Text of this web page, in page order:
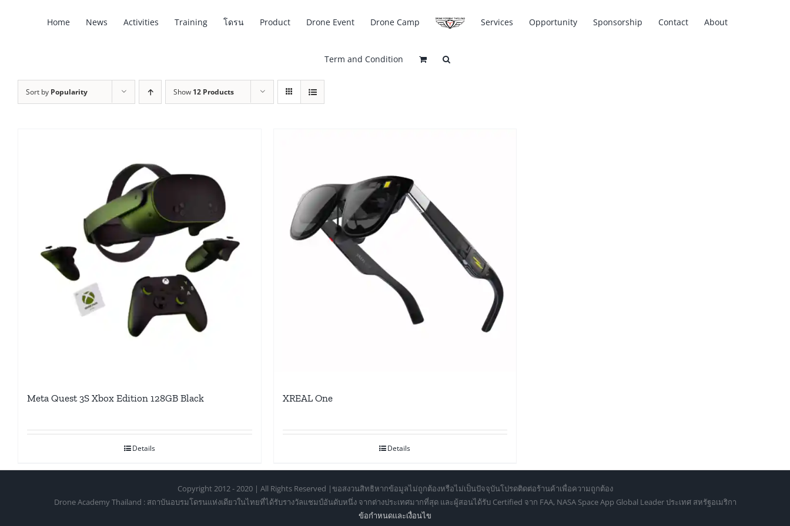
Home News Activities Training โดรน Product Drone Event Drone Camp Services Opportunity Sponsorship Contact About
Term and Condition
Sort by Popularity Show 12 Products
Meta Quest 3S Xbox Edition 128GB Black
Details
XREAL One
Details
Copyright 2012 - 2020 | All Rights Reserved |ขอสงวนสิทธิหากข้อมูลไม่ถูกต้องหรือไม่เป็นปัจจุบันโปรดติดต่อร้านค้าเพื่อความถูกต้อง
Drone Academy Thailand : สถาบันอบรมโดรนแห่งเดียวในไทยที่ได้รับรางวัลแชมป์อันดับหนึ่ง จากต่างประเทศมากที่สุด และผู้สอนได้รับ Certified จาก FAA, NASA Space App Global Leader ประเทศ สหรัฐอเมริกา
ข้อกำหนดเเละเงื่อนไข